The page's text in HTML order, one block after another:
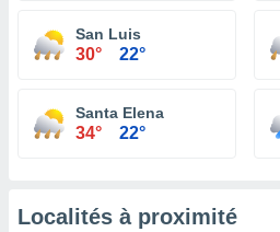
San Luis
30° 22°
Santa Elena
34° 22°
Localités à proximité